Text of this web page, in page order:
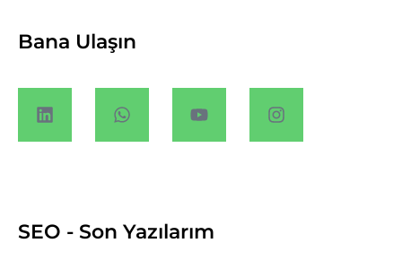
Bana Ulaşın
SEO - Son Yazılarım